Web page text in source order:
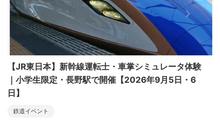
【JR東日本】新幹線運転士・車掌シミュレータ体験
｜小学生限定・長野駅で開催【2026年9月5日・6
日】
鉄道イベント